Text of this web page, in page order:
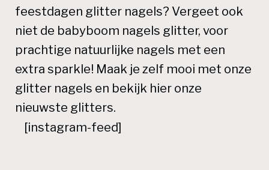
feestdagen glitter nagels? Vergeet ook
niet de babyboom nagels glitter, voor
prachtige natuurlijke nagels met een
extra sparkle! Maak je zelf mooi met onze
glitter nagels en bekijk hier onze
nieuwste glitters.
[instagram-feed]